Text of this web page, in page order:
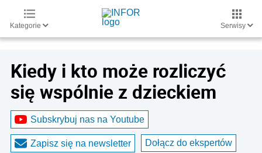
Kategorie Serwisy
Kiedy i kto może rozliczyć
się wspólnie z dzieckiem
Subskrybuj nas na Youtube
Zapisz się na newsletter Dołącz do ekspertów